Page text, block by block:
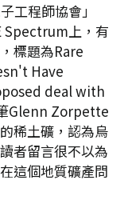
工程師協會」
Spectrum上，有
標題為Rare
Have
deal with
Glenn Zorpette
稀土礦，認為烏
者留言很不以為
這個地質礦產問